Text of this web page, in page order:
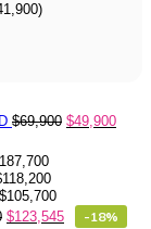
)
$69,900 $49,900
187,700
118,200
$105,700
$123,545 -18%